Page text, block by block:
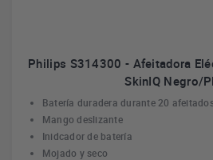
Philips S314300 - Afeitadora
SkinIQ Negro/
Batería duradera durante 20
Mango deslizante
Inidcador de batería
Mojado y seco